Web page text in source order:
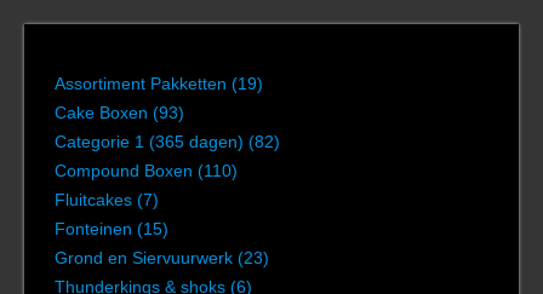
Assortiment Pakketten (19)
Cake Boxen (93)
Categorie 1 (365 dagen) (82)
Compound Boxen (110)
Fluitcakes (7)
Fonteinen (15)
Grond en Siervuurwerk (23)
Thunderkings & shoks (6)